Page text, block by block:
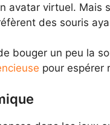
avatar virtuel.
des souris
bouger un peu la
pour espérer